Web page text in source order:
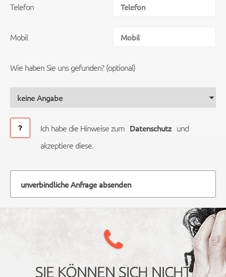
Telefon
Mobil
Wie haben Sie uns gefunden? (optional)
Ich habe die Hinweise zum Datenschutz und
akzeptiere diese.
unverbindliche Anfrage absenden
SIE KÖNNEN SICH NICHT